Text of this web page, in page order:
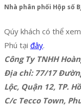
Nhà phân phối Hộp số
Qúy khách có thể
Phú tại đây.
Công Ty TNHH
Địa chỉ: 77/17
Lộc, Quận 12, TP.
C/c Tecco Town,